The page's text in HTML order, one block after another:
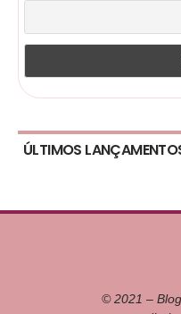
ÚLTIMOS
© 2021 –